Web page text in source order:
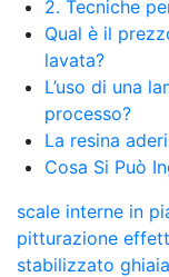
2. Tecniche
Qual è il
lavata?
L’uso di una
processo?
La resina
Cosa Si Può
scale interne in
pitturazione
stabilizzato ghiaia